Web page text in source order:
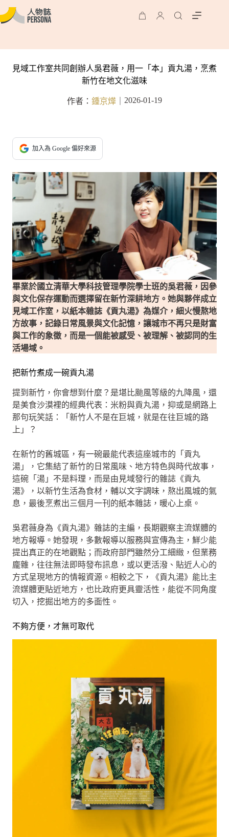
見域工作室共同創辦人吳君薇，用一「本」貢丸湯，烹煮
新竹在地文化滋味
作者： 鍾京燁 2026-01-19
加入為 Google 偏好來源
畢業於國立清華大學科技管理學院學士班的吳君薇，因參
與文化保存運動而選擇留在新竹深耕地方。她與夥伴成立
見域工作室，以紙本雜誌《貢丸湯》為媒介，細火慢熬地
方故事，記錄日常風景與文化記憶，讓城市不再只是財富
與工作的象徵，而是一個能被感受、被理解、被認同的生
活場域。
把新竹煮成一碗貢丸湯
提到新竹，你會想到什麼？是堪比颱風等級的九降風，還
是美食沙漠裡的經典代表：米粉與貢丸湯，抑或是網路上
那句玩笑話：「新竹人不是在巨城，就是在往巨城的路
上」？
在新竹的舊城區，有一碗最能代表這座城市的「貢丸
湯」，它集結了新竹的日常風味、地方特色與時代故事，
這碗「湯」不是料理，而是由見域發行的雜誌《貢丸
湯》，以新竹生活為食材，輔以文字調味，熬出風城的氣
息，最後烹煮出三個月一刊的紙本雜誌，暖心上桌。
吳君薇身為《貢丸湯》雜誌的主編，長期觀察主流媒體的
地方報導。她發現，多數報導以服務與宣傳為主，鮮少能
提出真正的在地觀點；而政府部門雖然分工細緻，但業務
龐雜，往往無法即時發布訊息，或以更活潑、貼近人心的
方式呈現地方的情報資源。相較之下，《貢丸湯》能比主
流媒體更貼近地方，也比政府更具靈活性，能從不同角度
切入，挖掘出地方的多面性。
不夠方便，才無可取代